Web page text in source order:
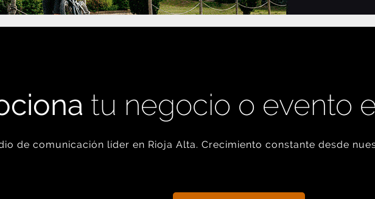
tu negocio o evento
de comunicación líder en Rioja Alta. Crecimiento constante desde